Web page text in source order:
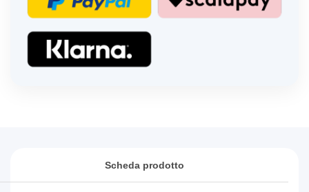
Scheda prodotto